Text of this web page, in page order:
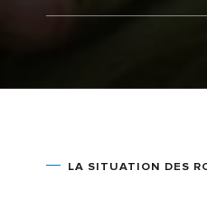
LA SITUATION DES